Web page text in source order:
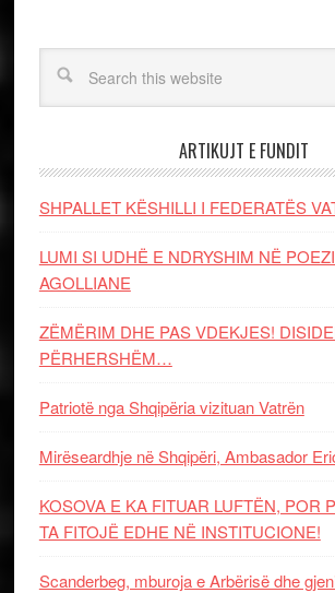
ARTIKUJT E FUNDIT
SHPALLET KËSHILLI I FEDERATËS
LUMI SI UDHË E NDRYSHIM NË
AGOLLIANE
ZËMËRIM DHE PAS VDEKJES!
PËRHERSHËM…
Patriotë nga Shqipëria vizituan Vatrën
Mirëseardhje në Shqipëri, Ambasador
KOSOVA E KA FITUAR LUFTËN, POR
TA FITOJË EDHE NË INSTITUCIONE!
Scanderbeg, mburoja e Arbërisë dhe